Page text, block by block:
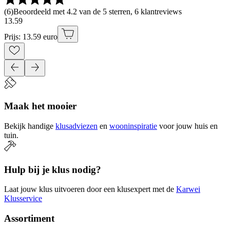
(6)Beoordeeld met 4.2 van de 5 sterren, 6 klantreviews
13.59
Prijs: 13.59 euro
Maak het mooier
Bekijk handige klusadviezen en wooninspiratie voor jouw huis en
tuin.
Hulp bij je klus nodig?
Laat jouw klus uitvoeren door een klusexpert met de Karwei
Klusservice
Assortiment